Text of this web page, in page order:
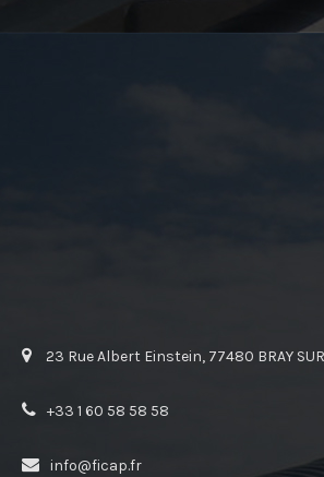
23 Rue Albert Einstein, 77480 BRAY
+33 1 60 58 58 58
info@ficap.fr